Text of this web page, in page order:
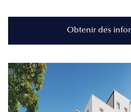
Obtenir des